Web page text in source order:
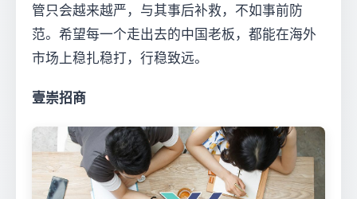
管只会越来越严，与其事后补救，不如事前防
范。希望每一个走出去的中国老板，都能在海外
市场上稳扎稳打，行稳致远。
壹崇招商